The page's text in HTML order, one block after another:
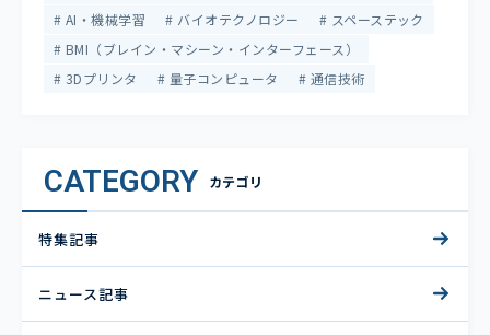
AI・機械学習
バイオテクノロジー
スペーステック
BMI（ブレイン・マシーン・インターフェース）
3Dプリンタ
量子コンピュータ 通信技術
CATEGORY カテゴリ
特集記事
ニュース記事